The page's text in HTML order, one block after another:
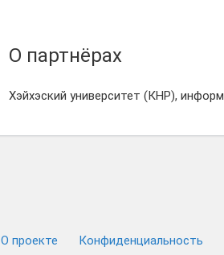
О партнёрах
Хэйхэский университет (КНР),
О проекте Конфиденциальность